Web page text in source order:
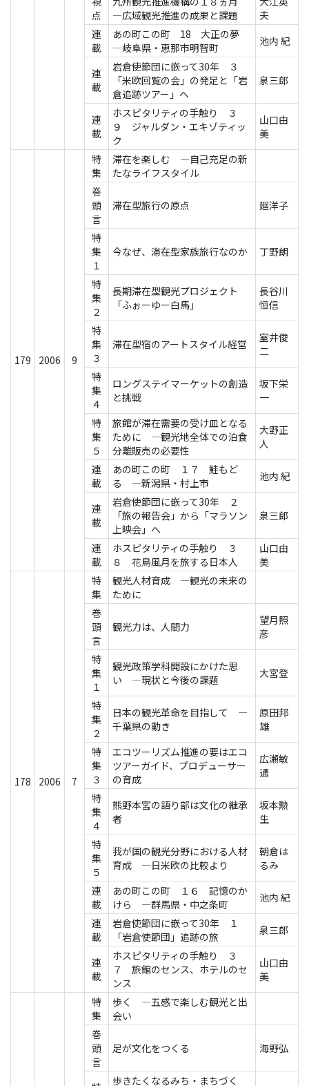
点
―広域観光推進の成果と課題
夫
連
載
あの町この町 18 大正の夢
―岐阜県・恵那市明智町
池内 紀
連
載
岩倉使節団に嵌って30年 ３
「米欧回覧の会」の発足と「岩
倉追跡ツアー」へ
泉三郎
連
載
ホスピタリティの手触り ３
９ ジャルダン・エキゾティッ
ク
山口由
美
179 2006 9
特
集
滞在を楽しむ ―自己充足の新
たなライフスタイル
巻
頭
言
滞在型旅行の原点 廻洋子
特
集
１
今なぜ、滞在型家族旅行なのか 丁野朗
特
集
２
長期滞在型観光プロジェクト
「ふぉーゆー白馬」
長谷川
恒信
特
集
３
滞在型宿のアートスタイル経営
室井俊
二
特
集
４
ロングステイマーケットの創造
と挑戦
坂下栄
一
特
集
５
旅館が滞在需要の受け皿となる
ために ―観光地全体での泊食
分離販売の必要性
大野正
人
連
載
あの町この町 １７ 鮭もど
る ―新潟県・村上市
池内 紀
連
載
岩倉使節団に嵌って30年 ２
「旅の報告会」から「マラソン
上映会」へ
泉三郎
連
載
ホスピタリティの手触り ３
８ 花鳥風月を旅する日本人
山口由
美
178 2006 7
特
集
観光人材育成 ―観光の未来の
ために
巻
頭
言
観光力は、人間力
望月照
彦
特
集
１
観光政策学科開設にかけた思
い ―現状と今後の課題
大宮登
特
集
２
日本の観光革命を目指して ―
千葉県の動き
原田邦
雄
特
集
３
エコツーリズム推進の要はエコ
ツアーガイド、プロデューサー
の育成
広瀬敏
通
特
集
４
熊野本宮の語り部は文化の継承
者
坂本勲
生
特
集
５
我が国の観光分野における人材
育成 ―日米欧の比較より
朝倉は
るみ
連
載
あの町この町 １６ 記憶のか
けら ―群馬県・中之条町
池内 紀
連
載
岩倉使節団に嵌って30年 １
「岩倉使節団」追跡の旅
泉三郎
連
載
ホスピタリティの手触り ３
７ 旅館のセンス、ホテルのセ
ンス
山口由
美
特
集
歩く ―五感で楽しむ観光と出
会い
巻
頭
言
足が文化をつくる 海野弘
歩きたくなるみち・まちづく